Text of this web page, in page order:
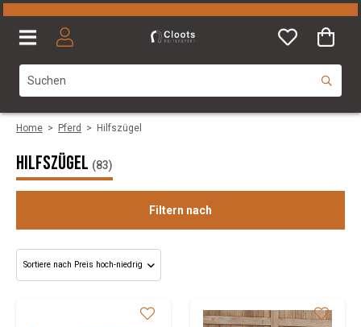
Home > Pferd > Hilfszügel
Hilfszügel (83)
Filtern nach
Kategorie